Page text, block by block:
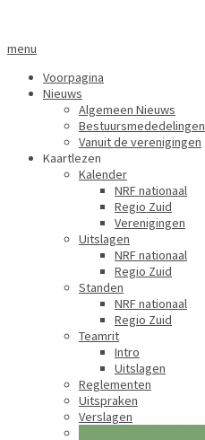
menu
Voorpagina
Nieuws
Algemeen Nieuws
Bestuursmededelingen
Vanuit de verenigingen
Kaartlezen
Kalender
NRF nationaal
Regio Zuid
Verenigingen
Uitslagen
NRF nationaal
Regio Zuid
Standen
NRF nationaal
Regio Zuid
Teamrit
Intro
Uitslagen
Reglementen
Uitspraken
Verslagen